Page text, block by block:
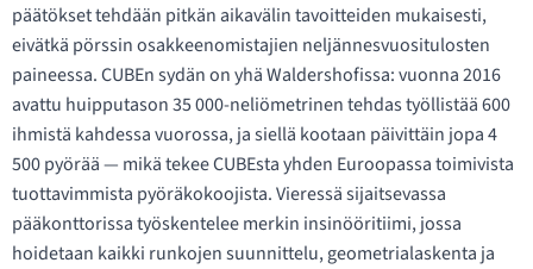
päätökset tehdään pitkän aikavälin tavoitteiden mukaisesti,
eivätkä pörssin osakkeenomistajien neljännesvuositulosten
paineessa. CUBEn sydän on yhä Waldershofissa: vuonna 2016
avattu huipputason 35 000-neliömetrinen tehdas työllistää 600
ihmistä kahdessa vuorossa, ja siellä kootaan päivittäin jopa 4
500 pyörää — mikä tekee CUBEsta yhden Euroopassa toimivista
tuottavimmista pyöräkokoojista. Vieressä sijaitsevassa
pääkonttorissa työskentelee merkin insinööritiimi, jossa
hoidetaan kaikki runkojen suunnittelu, geometrialaskenta ja